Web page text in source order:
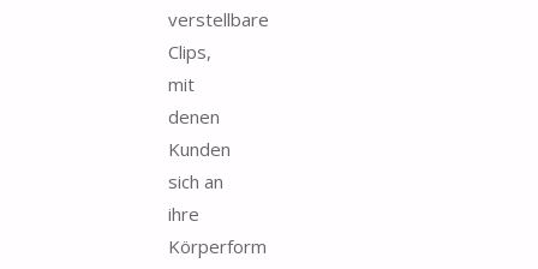
verstellbare
Clips,
mit
denen
Kunden
sich an
ihre
Körperform